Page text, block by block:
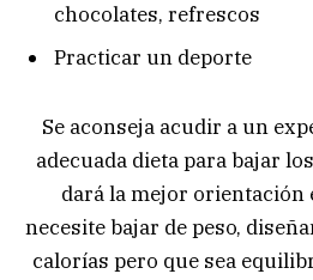
chocolates, refrescos
Practicar un deporte
Se aconseja acudir a un
adecuada dieta para bajar
dará la mejor orientación
necesite bajar de peso,
calorías pero que sea